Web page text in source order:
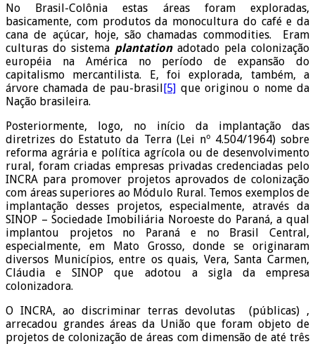
No Brasil-Colônia estas áreas foram exploradas,
basicamente, com produtos da monocultura do café e da
cana de açúcar, hoje, são chamadas commodities. Eram
culturas do sistema plantationadotado pela colonização
européia na América no período de expansão do
capitalismo mercantilista. E, foi explorada, também, a
árvore chamada de pau-brasil[5] que originou o nome da
Nação brasileira.
Posteriormente, logo, no início da implantação das
diretrizes do Estatuto da Terra (Lei nº 4.504/1964) sobre
reforma agrária e política agrícola ou de desenvolvimento
rural, foram criadas empresas privadas credenciadas pelo
INCRA para promover projetos aprovados de colonização
com áreas superiores ao Módulo Rural. Temos exemplos de
implantação desses projetos, especialmente, através da
SINOP – Sociedade Imobiliária Noroeste do Paraná, a qual
implantou projetos no Paraná e no Brasil Central,
especialmente, em Mato Grosso, donde se originaram
diversos Municípios, entre os quais, Vera, Santa Carmen,
Cláudia e SINOP que adotou a sigla da empresa
colonizadora.
O INCRA, ao discriminar terras devolutas (públicas) ,
arrecadou grandes áreas da União que foram objeto de
projetos de colonização de áreas com dimensão de até três